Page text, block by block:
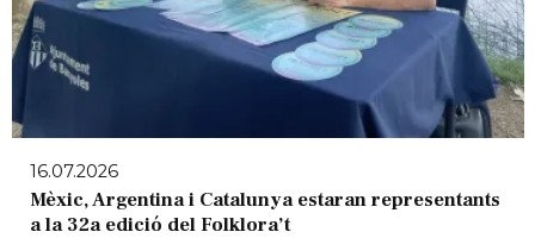
16.07.2026
Mèxic, Argentina i Catalunya estaran representants
a la 32a edició del Folklora’t